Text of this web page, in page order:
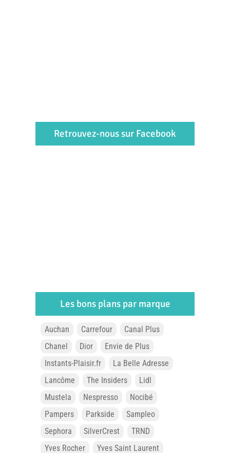
Retrouvez-nous sur Facebook
Les bons plans par marque
Auchan Carrefour
Canal Plus
Chanel
Dior
Envie de Plus
Instants-Plaisir.fr
La Belle Adresse
Lancôme
The Insiders
Lidl
Mustela
Nespresso
Nocibé
Pampers
Parkside
Sampleo
Sephora
SilverCrest
TRND
Yves Rocher
Yves Saint Laurent